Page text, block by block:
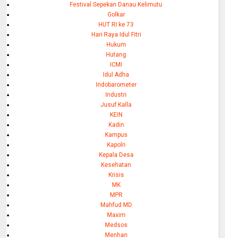
Festival Sepekan Danau Kelimutu
Golkar
HUT RI ke 73
Hari Raya Idul Fitri
Hukum
Hutang
ICMI
Idul Adha
Indobarometer
Industri
Jusuf Kalla
KEIN
Kadin
Kampus
Kapolri
Kepala Desa
Kesehatan
Krisis
MK
MPR
Mahfud MD
Maxim
Medsos
Menhan